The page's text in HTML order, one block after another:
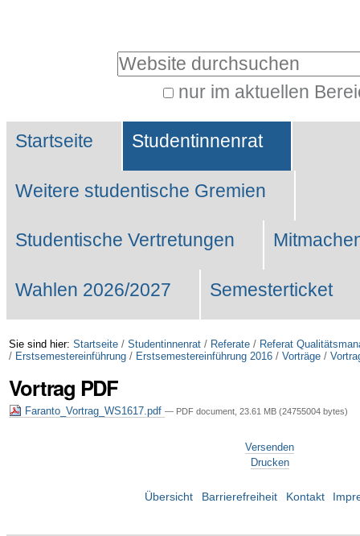
Website durchsuchen
nur im aktuellen
Suche…
Sektionen
Startseite Studentinnenrat
Weitere studentische Gremien
Studentische Vertretungen
Wahlen 2026/2027 Semesterticket
Sie sind hier: Startseite / Studentinnenrat / Referate / Referat
/ Erstsemestereinführung / Erstsemestereinführung 2016 / Vorträge /
Vortrag PDF
Faranto_Vortrag_WS1617.pdf — PDF document, 23.61 MB (24755004 bytes)
Versenden
Drucken
Übersicht Barrierefreiheit Kontakt